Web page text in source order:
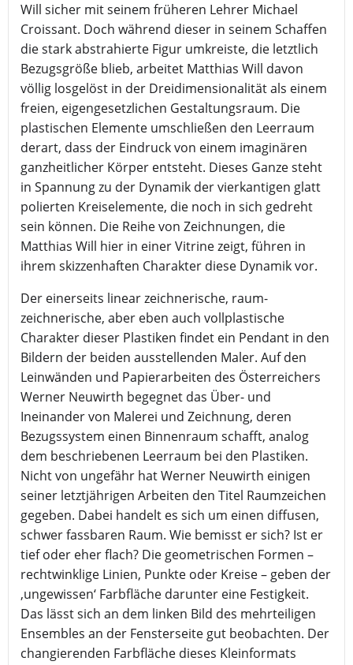
Will sicher mit seinem früheren Lehrer Michael
Croissant. Doch während dieser in seinem Schaffen
die stark abstrahierte Figur umkreiste, die letztlich
Bezugsgröße blieb, arbeitet Matthias Will davon
völlig losgelöst in der Dreidimensionalität als einem
freien, eigengesetzlichen Gestaltungsraum. Die
plastischen Elemente umschließen den Leerraum
derart, dass der Eindruck von einem imaginären
ganzheitlicher Körper entsteht. Dieses Ganze steht
in Spannung zu der Dynamik der vierkantigen glatt
polierten Kreiselemente, die noch in sich gedreht
sein können. Die Reihe von Zeichnungen, die
Matthias Will hier in einer Vitrine zeigt, führen in
ihrem skizzenhaften Charakter diese Dynamik vor.
Der einerseits linear zeichnerische, raum-
zeichnerische, aber eben auch vollplastische
Charakter dieser Plastiken findet ein Pendant in den
Bildern der beiden ausstellenden Maler. Auf den
Leinwänden und Papierarbeiten des Österreichers
Werner Neuwirth begegnet das Über- und
Ineinander von Malerei und Zeichnung, deren
Bezugssystem einen Binnenraum schafft, analog
dem beschriebenen Leerraum bei den Plastiken.
Nicht von ungefähr hat Werner Neuwirth einigen
seiner letztjährigen Arbeiten den Titel Raumzeichen
gegeben. Dabei handelt es sich um einen diffusen,
schwer fassbaren Raum. Wie bemisst er sich? Ist er
tief oder eher flach? Die geometrischen Formen –
rechtwinklige Linien, Punkte oder Kreise – geben der
‚ungewissen‘ Farbfläche darunter eine Festigkeit.
Das lässt sich an dem linken Bild des mehrteiligen
Ensembles an der Fensterseite gut beobachten. Der
changierenden Farbfläche dieses Kleinformats